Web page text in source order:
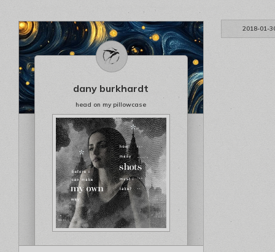
2018-01-
dany burkhardt
head on my pillowcase